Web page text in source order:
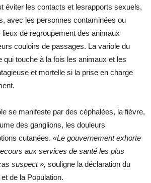
éviter les contacts et lesrapports sexuels,
avec les personnes contaminées ou
de regroupement des animaux
couloirs de passages. La variole du
qui touche à la fois les animaux et les
et mortelle si la prise en charge
se manifeste par des céphalées, la fièvre,
des ganglions, les douleurs
cutanées. «Le gouvernement exhorte
aux services de santé les plus
suspect », souligne la déclaration du
de la Population.